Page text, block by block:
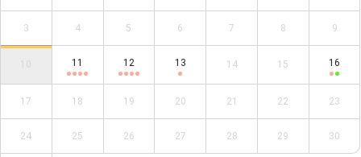
3 4 5 6 7 8 9
10 11 12 13 14 15 16
17 18 19 20 21 22 23
24 25 26 27 28 29 30